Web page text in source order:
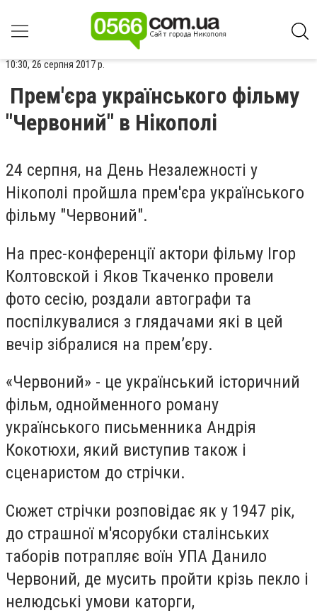
10:30, 26 серпня 2017 р.
Прем'єра українського фільму
"Червоний" в Нікополі
24 серпня, на День Незалежності у
Нікополі пройшла прем'єра українського
фільму "Червоний".
На прес-конференції актори фільму Ігор
Колтовской і Яков Ткаченко провели
фото сесію, роздали автографи та
поспілкувалися з глядачами які в цей
вечір зібралися на прем’єру.
«Червоний» - це український історичний
фільм, однойменного роману
українського письменника Андрія
Кокотюхи, який виступив також і
сценаристом до стрічки.
Сюжет стрічки розповідає як у 1947 рік,
до страшної м'ясорубки сталінських
таборів потрапляє воїн УПА Данило
Червоний, де мусить пройти крізь пекло і
нелюдські умови каторги,